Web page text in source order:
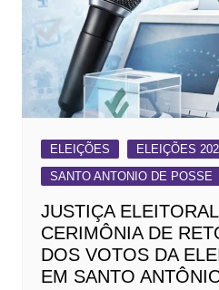
ELEIÇÕES
ELEIÇÕES
SANTO ANTONIO DE POSSE
JUSTIÇA
CERIMÔNIA DE
DOS VOTOS DA
EM SANTO